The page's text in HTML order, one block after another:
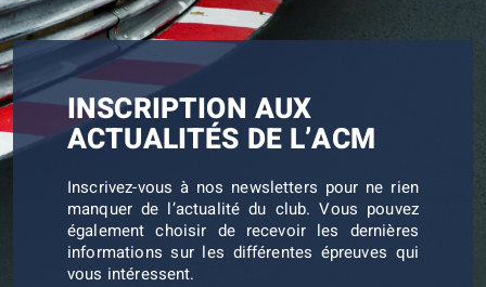
INSCRIPTION AUX
ACTUALITÉS DE L’ACM
Inscrivez-vous à nos newsletters pour ne rien
manquer de l’actualité du club. Vous pouvez
également choisir de recevoir les dernières
informations sur les différentes épreuves qui
vous intéressent.